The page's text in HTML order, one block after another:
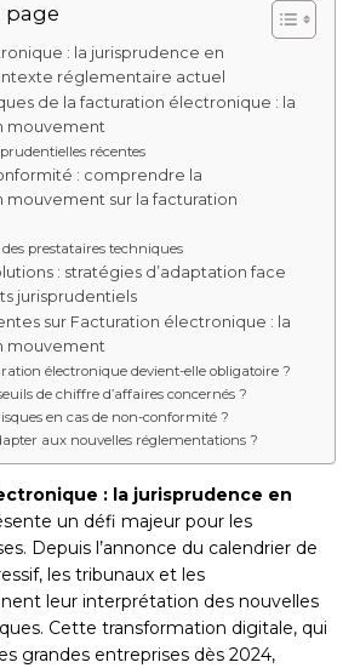
page
: la jurisprudence en
réglementaire actuel
de la facturation électronique : la
mouvement
récentes
: comprendre la
mouvement sur la facturation
des prestataires techniques
: stratégies d’adaptation face
jurisprudentiels
sur Facturation électronique : la
mouvement
électronique devient-elle obligatoire ?
de chiffre d’affaires concernés ?
en cas de non-conformité ?
aux nouvelles réglementations ?
: la jurisprudence en
un défi majeur pour les
Depuis l’annonce du calendrier de
les tribunaux et les
leur interprétation des nouvelles
Cette transformation digitale, qui
grandes entreprises dès 2024,